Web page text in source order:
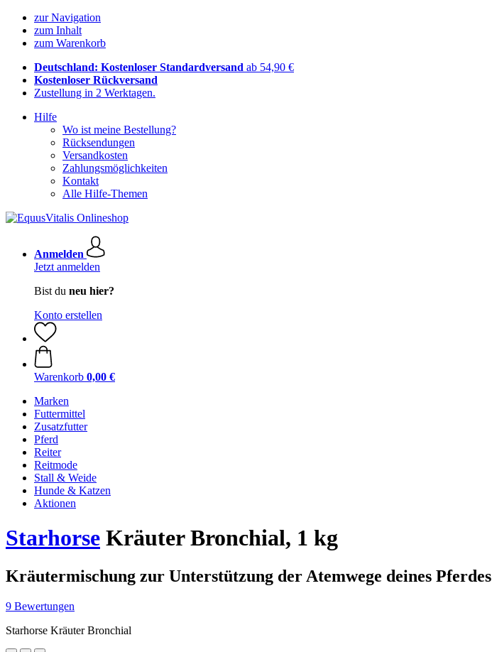
zur Navigation
zum Inhalt
zum Warenkorb
Deutschland: Kostenloser Standardversand ab 54,90 €
Kostenloser Rückversand
Zustellung in 2 Werktagen.
Hilfe
Wo ist meine Bestellung?
Rücksendungen
Versandkosten
Zahlungsmöglichkeiten
Kontakt
Alle Hilfe-Themen
Anmelden
Jetzt anmelden
Bist du neu hier?
Konto erstellen
Warenkorb 0,00 €
Marken
Futtermittel
Zusatzfutter
Pferd
Reiter
Reitmode
Stall & Weide
Hunde & Katzen
Aktionen
Starhorse Kräuter Bronchial, 1 kg
Kräutermischung zur Unterstützung der Atemwege deines Pferdes
9 Bewertungen
Starhorse Kräuter Bronchial